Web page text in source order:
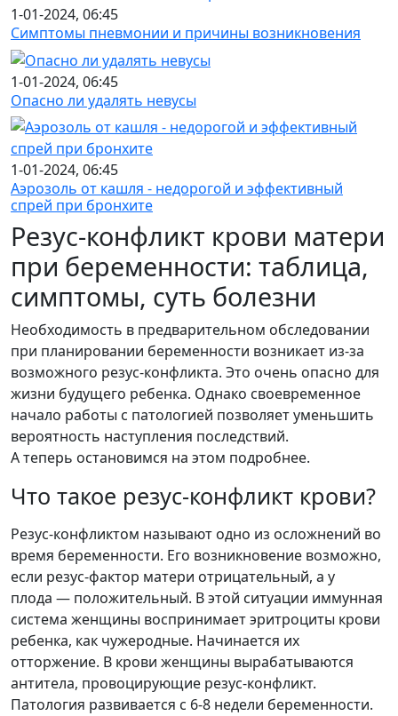
1-01-2024, 06:45
Симптомы пневмонии и причины возникновения
1-01-2024, 06:45
Опасно ли удалять невусы
1-01-2024, 06:45
Аэрозоль от кашля - недорогой и эффективный
спрей при бронхите
Резус-конфликт крови матери
при беременности: таблица,
симптомы, суть болезни
Необходимость в предварительном обследовании
при планировании беременности возникает из-за
возможного резус-конфликта. Это очень опасно для
жизни будущего ребенка. Однако своевременное
начало работы с патологией позволяет уменьшить
вероятность наступления последствий.
А теперь остановимся на этом подробнее.
Что такое резус-конфликт крови?
Резус-конфликтом называют одно из осложнений во
время беременности. Его возникновение возможно,
если резус-фактор матери отрицательный, а у
плода — положительный. В этой ситуации иммунная
система женщины воспринимает эритроциты крови
ребенка, как чужеродные. Начинается их
отторжение. В крови женщины вырабатываются
антитела, провоцирующие резус-конфликт.
Патология развивается с 6-8 недели беременности.